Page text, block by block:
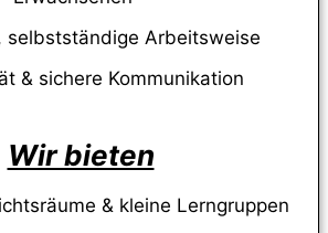
selbstständige Arbeitsweise
& sichere Kommunikation
Wir bieten
& kleine Lerngruppen